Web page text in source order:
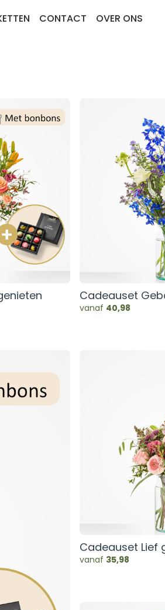
EN VELDBOEKETTEN
EN CONDOLEANCE
CADEAUBOEKETTEN
EN FELICITATIE
DUURZAME KEUZE
CONTACT OVER ONS
Cadeauset
vanaf 40,98
Cadeauset Lief
vanaf 35,98